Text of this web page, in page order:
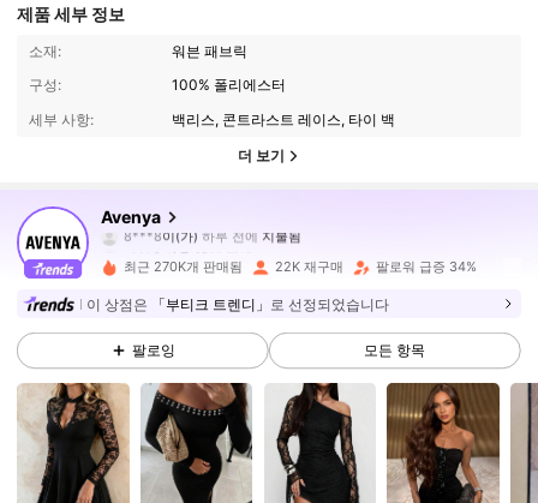
제품 세부 정보
소재:
워븐 패브릭
구성:
100% 폴리에스터
세부 사항:
백리스, 콘트라스트 레이스, 타이 백
더 보기
Avenya
8***8 이(가)
a***6다음10분 전에
4.74 43K 팔로워
4.74 43K 팔로워
최근 270K개 판매됨 22K 재구매 팔로워 급증 34%
이 상점은 「부티크 트렌디」 로 선정되었습니다
팔로잉 모든 항목